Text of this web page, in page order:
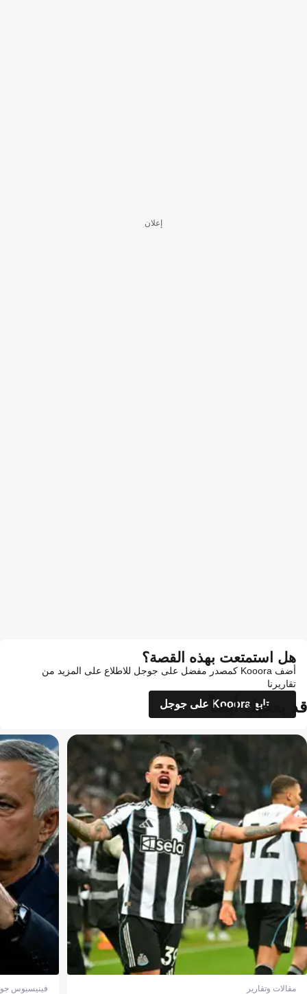
إعلان
هل استمتعت بهذه القصة؟
أضف Kooora كمصدر مفضل على جوجل للاطلاع على المزيد من
تقاريرنا
تابع Kooora على جوجل
قد يعجبك أيضاً
مقالات وتقارير فينيسيوس